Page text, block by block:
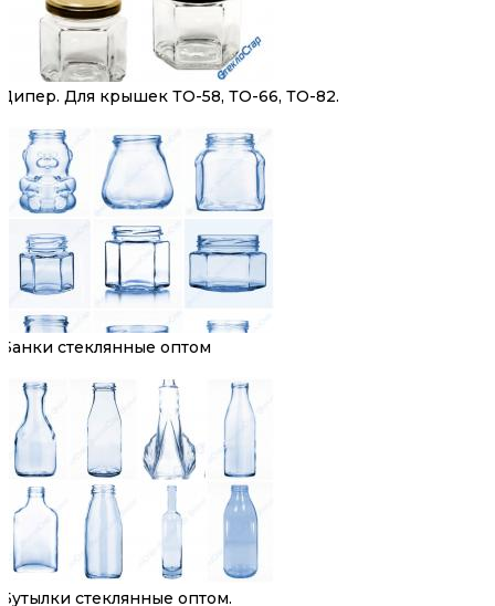
Дипер. Для крышек ТО-58, ТО-66, ТО-82.
Банки стеклянные оптом
Бутылки стеклянные оптом.